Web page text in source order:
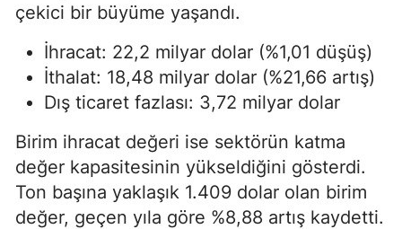
çekici bir büyüme yaşandı.
İhracat: 22,2 milyar dolar (%1,01 düşüş)
İthalat: 18,48 milyar dolar (%21,66 artış)
Dış ticaret fazlası: 3,72 milyar dolar
Birim ihracat değeri ise sektörün katma
değer kapasitesinin yükseldiğini gösterdi.
Ton başına yaklaşık 1.409 dolar olan birim
değer, geçen yıla göre %8,88 artış kaydetti.